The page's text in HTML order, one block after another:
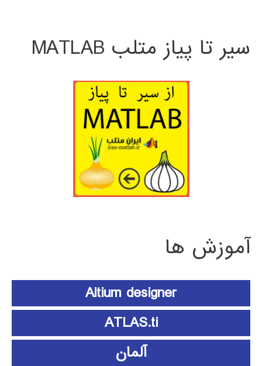
سیر تا پیاز متلب MATLAB
آموزش ها
Altium designer
ATLAS.ti
آلمان